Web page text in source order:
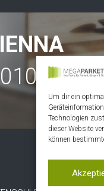
Um dir ein
Technologien
dieser Website
können